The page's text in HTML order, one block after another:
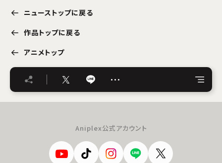
ニューストップに戻る
作品トップに戻る
アニメトップ
…
Aniplex公式アカウント